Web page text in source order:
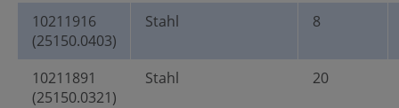
10211916
(25150.0403)
Stahl 8
10211891
(25150.0321)
Stahl 20